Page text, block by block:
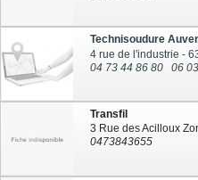
Technisoudure
4 rue de l'industrie -
04 73 44 86 80
06
Transfil
0473843655